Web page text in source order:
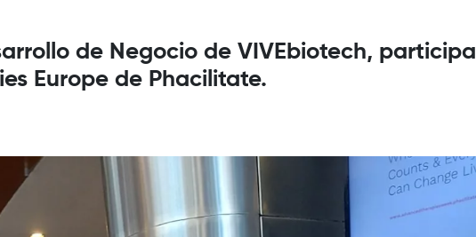
de Negocio de VIVEbiotech, participa
Europe de Phacilitate.